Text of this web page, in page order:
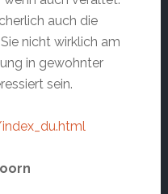
auch die
nicht wirklich am
in gewohnter
sein.